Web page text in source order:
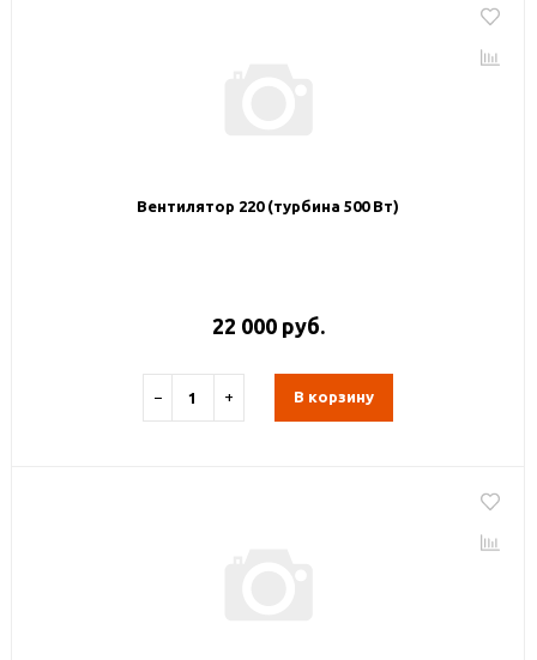
Вентилятор 220 (турбина 500 Вт)
22 000 руб.
− + В корзину